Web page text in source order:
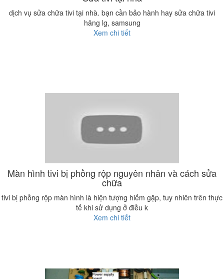
dịch vụ sửa chữa tivi tại nhà. bạn cần bảo hành hay sửa chữa tivi
hãng lg, samsung
Xem chi tiết
Màn hình tivi bị phồng rộp nguyên nhân và cách sửa
chữa
tivi bị phồng rộp màn hình là hiện tượng hiếm gặp, tuy nhiên trên thực
tế khi sử dụng ở điều k
Xem chi tiết